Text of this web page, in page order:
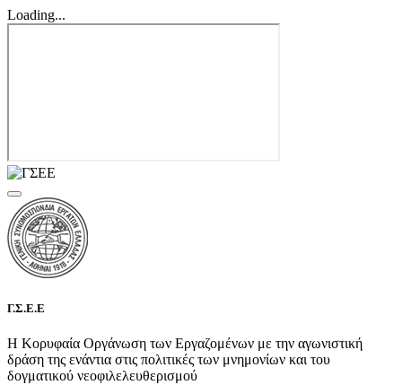
Loading...
Γ.Σ.Ε.Ε
Η Κορυφαία Οργάνωση των Εργαζομένων με την αγωνιστική
δράση της ενάντια στις πολιτικές των μνημονίων και του
δογματικού νεοφιλελευθερισμού